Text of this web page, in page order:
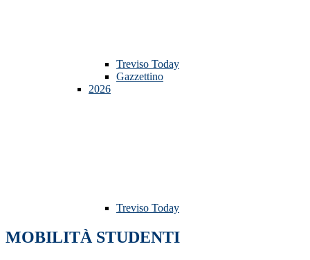
Treviso Today
Gazzettino
2026
Treviso Today
MOBILITÀ STUDENTI